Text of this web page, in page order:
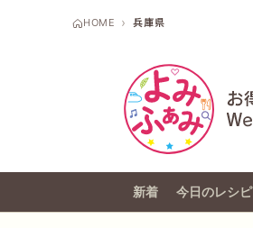
HOME 兵庫県
新着 今日のレシピ